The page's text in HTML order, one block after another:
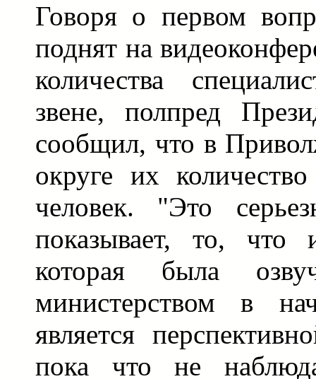
Говоря о первом
поднят на
количества
звене, полпред
сообщил, что в
округе их
человек. "Это
показывает, то, что
которая была
министерством в
является
пока что не